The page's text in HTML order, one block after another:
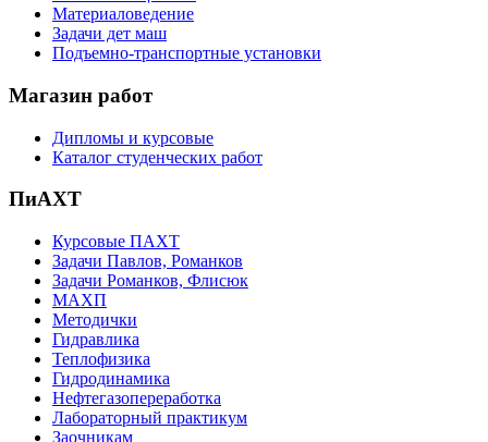
Материаловедение
Задачи дет маш
Подъемно-транспортные установки
Магазин работ
Дипломы и курсовые
Каталог студенческих работ
ПиАХТ
Курсовые ПАХТ
Задачи Павлов, Романков
Задачи Романков, Флисюк
МАХП
Методички
Гидравлика
Теплофизика
Гидродинамика
Нефтегазопереработка
Лабораторный практикум
Заочникам